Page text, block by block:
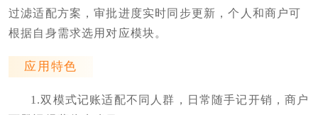
过滤适配方案，审批进度实时同步更新，个人和商户可
根据自身需求选用对应模块。
应用特色
1.双模式记账适配不同人群，日常随手记开销，商户